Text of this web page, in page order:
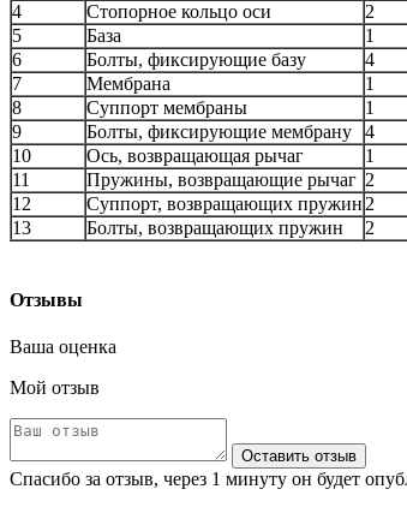
4
Стопорное кольцо оси
2
5
База
1
6
Болты, фиксирующие базу
4
7
Мембрана
1
8
Суппорт мембраны
1
9
Болты, фиксирующие мембрану
4
10
Ось, возвращающая рычаг
1
11
Пружины, возвращающие рычаг 2
12
Суппорт, возвращающих пружин2
13
Болты, возвращающих пружин 2
Отзывы
Ваша оценка
Мой отзыв
Оставить отзыв
Спасибо за отзыв, через 1 минуту он будет